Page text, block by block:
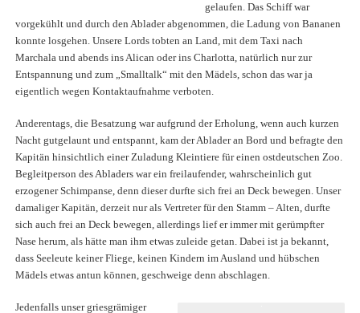
gelaufen. Das Schiff war
vorgekühlt und durch den Ablader abgenommen, die Ladung von Bananen
konnte losgehen. Unsere Lords tobten an Land, mit dem Taxi nach
Marchala und abends ins Alican oder ins Charlotta, natürlich nur zur
Entspannung und zum „Smalltalk“ mit den Mädels, schon das war ja
eigentlich wegen Kontaktaufnahme verboten.
Anderentags, die Besatzung war aufgrund der Erholung, wenn auch kurzen
Nacht gutgelaunt und entspannt, kam der Ablader an Bord und befragte den
Kapitän hinsichtlich einer Zuladung Kleintiere für einen ostdeutschen Zoo.
Begleitperson des Abladers war ein freilaufender, wahrscheinlich gut
erzogener Schimpanse, denn dieser durfte sich frei an Deck bewegen. Unser
damaliger Kapitän, derzeit nur als Vertreter für den Stamm – Alten, durfte
sich auch frei an Deck bewegen, allerdings lief er immer mit gerümpfter
Nase herum, als hätte man ihm etwas zuleide getan. Dabei ist ja bekannt,
dass Seeleute keiner Fliege, keinen Kindern im Ausland und hübschen
Mädels etwas antun können, geschweige denn abschlagen.
Jedenfalls unser griesgrämiger